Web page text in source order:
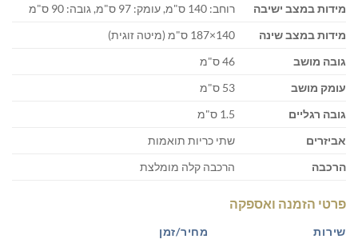
מידות במצב ישיבה
רוחב: 140 ס"מ, עומק: 97 ס"מ, גובה: 90 ס"מ
מידות במצב שינה
140×187 ס"מ (מיטה זוגית)
גובה מושב
46 ס"מ
עומק מושב
53 ס"מ
גובה רגליים
1.5 ס"מ
אביזרים
שתי כריות תואמות
הרכבה
הרכבה קלה מומלצת
פרטי הזמנה ואספקה
שירות מחיר/זמן